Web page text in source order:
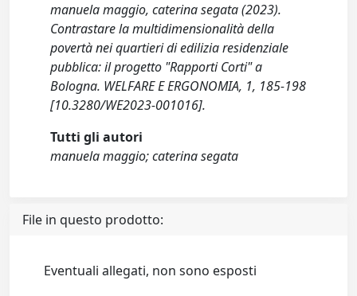
manuela maggio, caterina segata (2023).
Contrastare la multidimensionalità della
povertà nei quartieri di edilizia residenziale
pubblica: il progetto "Rapporti Corti" a
Bologna. WELFARE E ERGONOMIA, 1, 185-198
[10.3280/WE2023-001016].
Tutti gli autori
manuela maggio; caterina segata
File in questo prodotto:
Eventuali allegati, non sono esposti